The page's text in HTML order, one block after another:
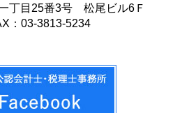
丁目25番3号 松尾ビル6Ｆ
：03-3813-5234